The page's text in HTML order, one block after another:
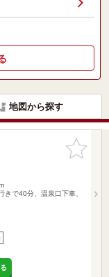
地図から探す
お気に入
りに追加
きで40分、温泉口下車、